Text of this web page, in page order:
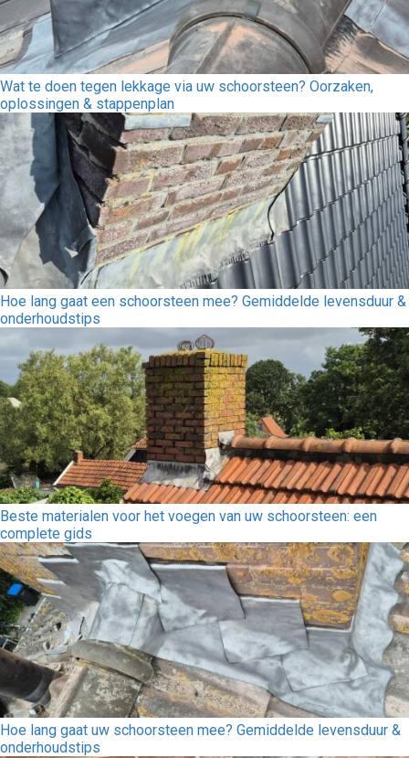
Wat te doen tegen lekkage via uw schoorsteen? Oorzaken,
oplossingen & stappenplan
Hoe lang gaat een schoorsteen mee? Gemiddelde levensduur &
onderhoudstips
Beste materialen voor het voegen van uw schoorsteen: een
complete gids
Hoe lang gaat uw schoorsteen mee? Gemiddelde levensduur &
onderhoudstips